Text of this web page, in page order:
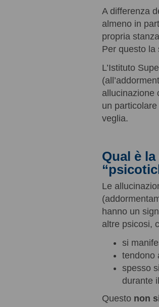
A differenza
almeno in
propria
Per questo la
L’Istituto
allucinazione
un
veglia.
Qual è
Le
hanno un
altre psicosi,
si
tendono
spesso
durante
Questo non